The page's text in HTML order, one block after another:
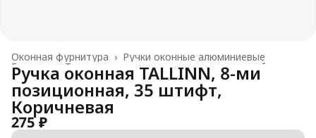
Ручки оконные алюминиевые
Оконная фурнитура ›
Товары для производства окон и дверей
Главная
Ручка оконная TALLINN, 8-ми
позиционная, 35 штифт,
Коричневая
275 ₽